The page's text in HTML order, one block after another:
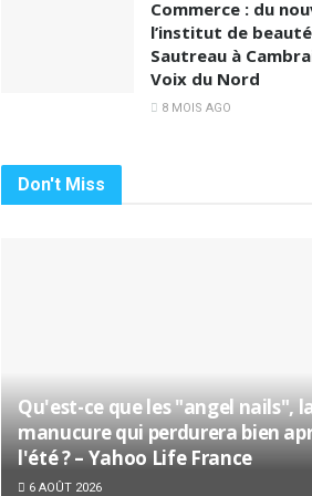
Commerce : du
l’institut de
Sautreau à
Voix du Nord
8 MOIS AGO
Don't Miss
Qu'est-ce que les "angel nails",
manucure qui perdurera bien
l'été ? – Yahoo Life France
6 AOÛT 2026